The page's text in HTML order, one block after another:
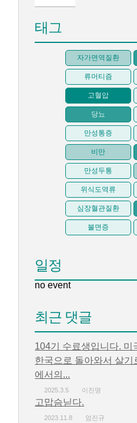
태그
자가면역질환
류머티즘
고혈압
당뇨
만성통증
비만
만성두통
위식도역류
심장혈관질환
불면증
일정
no event
최근 댓글
104기 수료생입니다. 미
한국으로 돌아와서 살기
에서의...
2025.3.5 이진명
고맙슴닏다.
2023.11.8 엄진규